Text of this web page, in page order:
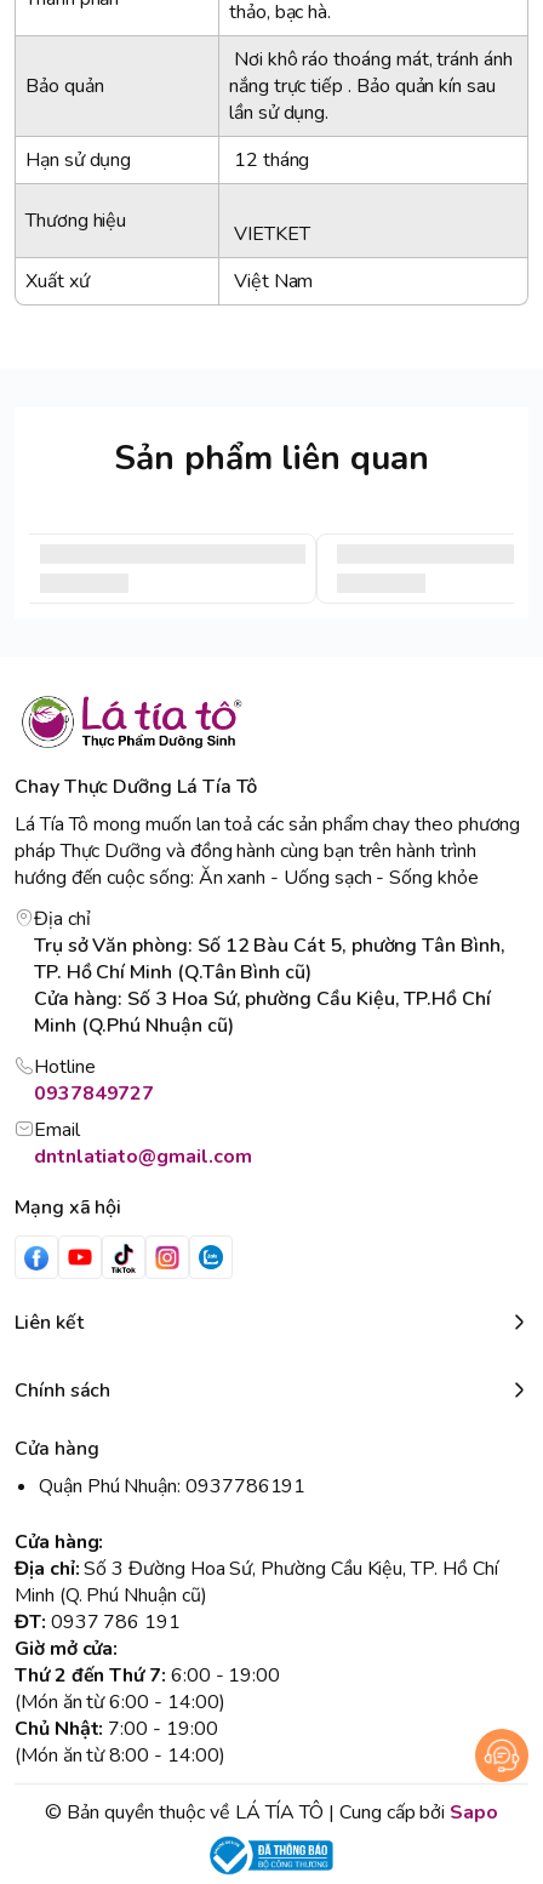
thảo, bạc hà.
Bảo quản
Nơi khô ráo thoáng mát, tránh ánh
nắng trực tiếp . Bảo quản kín sau
lần sử dụng.
Hạn sử dụng
12 tháng
Thương hiệu
VIETKET
Xuất xứ
Việt Nam
Sản phẩm liên quan
Chay Thực Dưỡng Lá Tía Tô
Lá Tía Tô mong muốn lan toả các sản phẩm chay theo phương
pháp Thực Dưỡng và đồng hành cùng bạn trên hành trình
hướng đến cuộc sống: Ăn xanh - Uống sạch - Sống khỏe
Địa chỉ
Trụ sở Văn phòng: Số 12 Bàu Cát 5, phường Tân Bình,
TP. Hồ Chí Minh (Q.Tân Bình cũ)
Cửa hàng: Số 3 Hoa Sứ, phường Cầu Kiệu, TP.Hồ Chí
Minh (Q.Phú Nhuận cũ)
Hotline
0937849727
Email
dntnlatiato@gmail.com
Mạng xã hội
Liên kết
Chính sách
Cửa hàng
Quận Phú Nhuận: 0937786191
Cửa hàng:
Địa chỉ:Số 3 Đường Hoa Sứ, Phường Cầu Kiệu, TP. Hồ Chí
Minh (Q. Phú Nhuận cũ)
ĐT: 0937 786 191
Giờ mở cửa:
Thứ 2 đến Thứ 7: 6:00 - 19:00
(Món ăn từ 6:00 - 14:00)
Chủ Nhật: 7:00 - 19:00
(Món ăn từ 8:00 - 14:00)
© Bản quyền thuộc về LÁ TÍA TÔ | Cung cấp bởi Sapo